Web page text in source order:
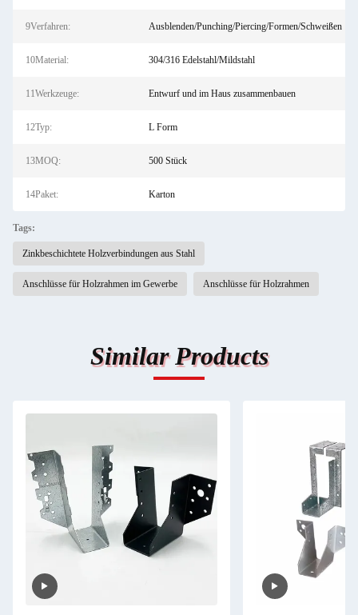
9Verfahren: Ausblenden/Punching/Piercing/Formen/Schweißen
10Material: 304/316 Edelstahl/Mildstahl
11Werkzeuge: Entwurf und im Haus zusammenbauen
12Typ: L Form
13MOQ: 500 Stück
14Paket: Karton
Tags:
Zinkbeschichtete Holzverbindungen aus Stahl
Anschlüsse für Holzrahmen im Gewerbe Anschlüsse für Holzrahmen
Similar Products